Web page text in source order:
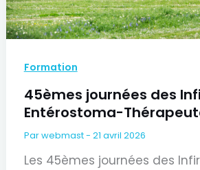
Formation
45èmes journées des
Entérostoma-
Parwebmast- 21 avril 2026
Les 45èmes journées des